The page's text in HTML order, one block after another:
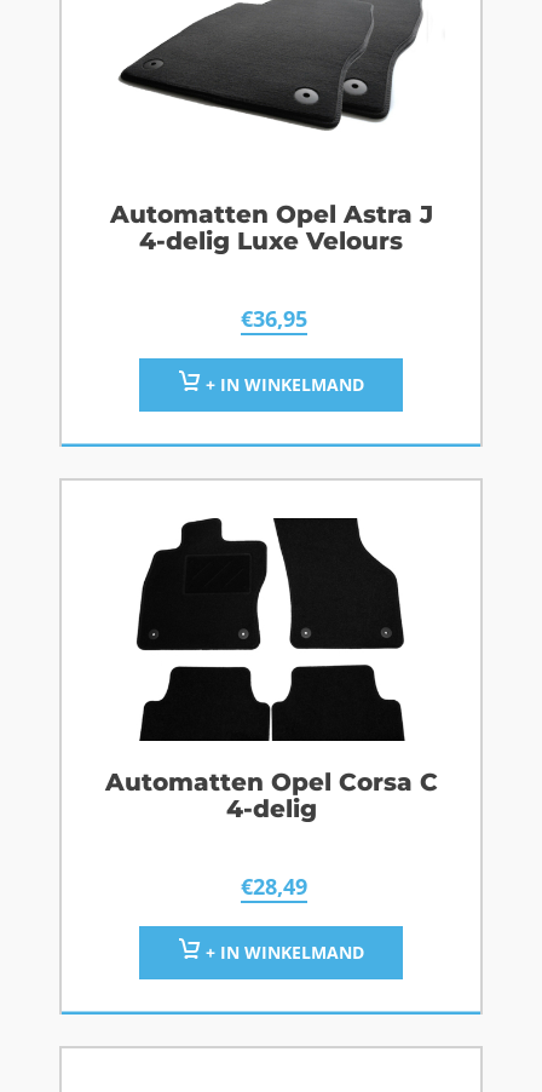
Automatten Opel Astra J
4-delig Luxe Velours
€36,95
+ IN WINKELMAND
Automatten Opel Corsa C
4-delig
€28,49
+ IN WINKELMAND